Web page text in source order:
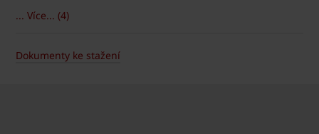
... Více... (4)
Dokumenty ke stažení